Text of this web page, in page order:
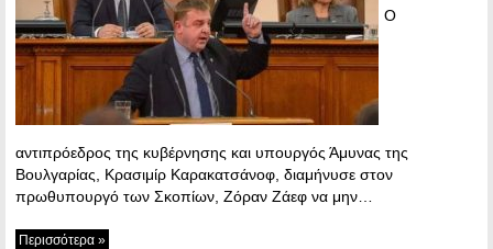
Ο
αντιπρόεδρος της κυβέρνησης και υπουργός Άμυνας της
Βουλγαρίας, Κρασιμίρ Καρακατσάνοφ, διαμήνυσε στον
πρωθυπουργό των Σκοπίων, Ζόραν Ζάεφ να μην…
Περισσότερα »